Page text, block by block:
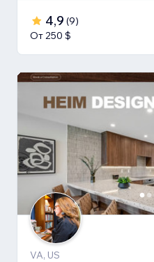
4,9 (9)
От 250 $
VA, US